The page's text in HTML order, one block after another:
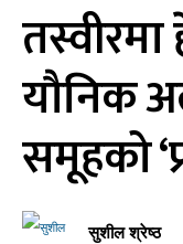
यौनिक
समूहको
सुशील श्रेष्ठ